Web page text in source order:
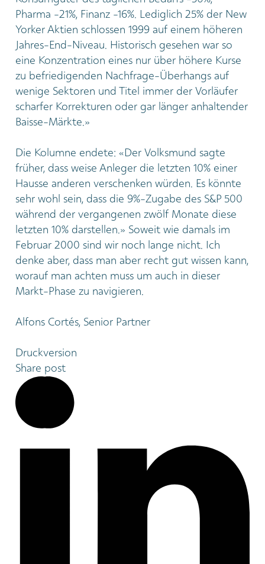
Pharma -21%, Finanz -16%. Lediglich 25% der New
Yorker Aktien schlossen 1999 auf einem höheren
Jahres-End-Niveau. Historisch gesehen war so
eine Konzentration eines nur über höhere Kurse
zu befriedigenden Nachfrage-Überhangs auf
wenige Sektoren und Titel immer der Vorläufer
scharfer Korrekturen oder gar länger anhaltender
Baisse-Märkte.»
Die Kolumne endete: «Der Volksmund sagte
früher, dass weise Anleger die letzten 10% einer
Hausse anderen verschenken würden. Es könnte
sehr wohl sein, dass die 9%-Zugabe des S&P 500
während der vergangenen zwölf Monate diese
letzten 10% darstellen.» Soweit wie damals im
Februar 2000 sind wir noch lange nicht. Ich
denke aber, dass man aber recht gut wissen kann,
worauf man achten muss um auch in dieser
Markt-Phase zu navigieren.
Alfons Cortés, Senior Partner
Druckversion
Share post